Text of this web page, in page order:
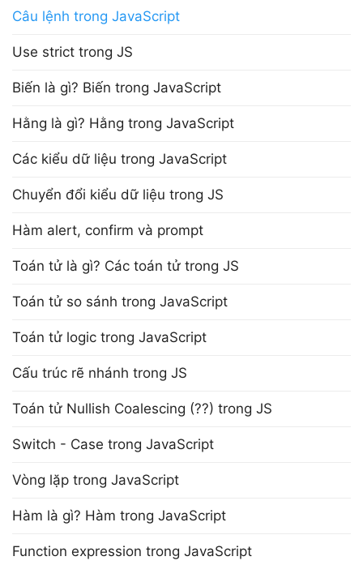
Câu lệnh trong JavaScript
Use strict trong JS
Biến là gì? Biến trong JavaScript
Hằng là gì? Hằng trong JavaScript
Các kiểu dữ liệu trong JavaScript
Chuyển đổi kiểu dữ liệu trong JS
Hàm alert, confirm và prompt
Toán tử là gì? Các toán tử trong JS
Toán tử so sánh trong JavaScript
Toán tử logic trong JavaScript
Cấu trúc rẽ nhánh trong JS
Toán tử Nullish Coalescing (??) trong JS
Switch - Case trong JavaScript
Vòng lặp trong JavaScript
Hàm là gì? Hàm trong JavaScript
Function expression trong JavaScript